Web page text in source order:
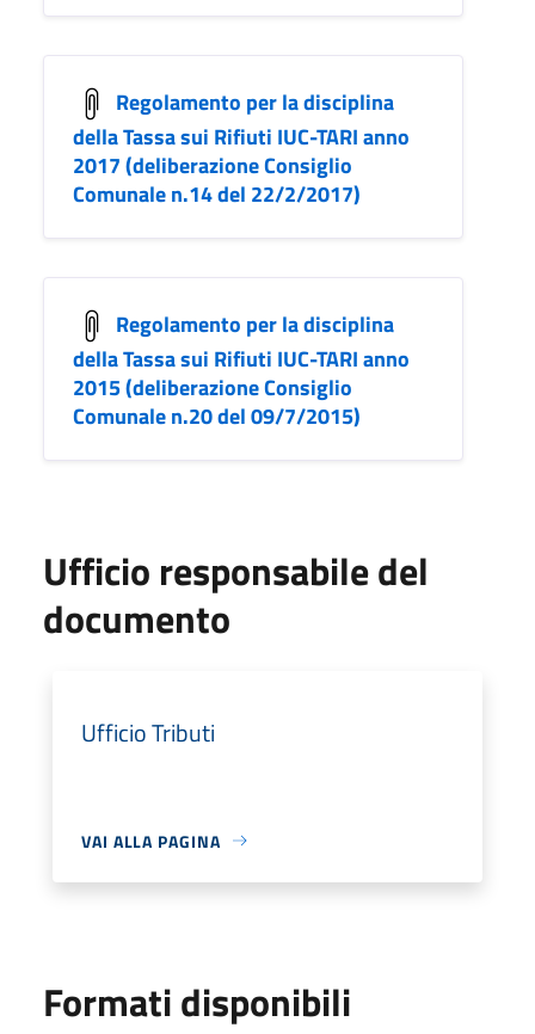
Regolamento per la disciplina
della Tassa sui Rifiuti IUC-TARI anno
2017 (deliberazione Consiglio
Comunale n.14 del 22/2/2017)
Regolamento per la disciplina
della Tassa sui Rifiuti IUC-TARI anno
2015 (deliberazione Consiglio
Comunale n.20 del 09/7/2015)
Ufficio responsabile del
documento
Ufficio Tributi
VAI ALLA PAGINA
Formati disponibili